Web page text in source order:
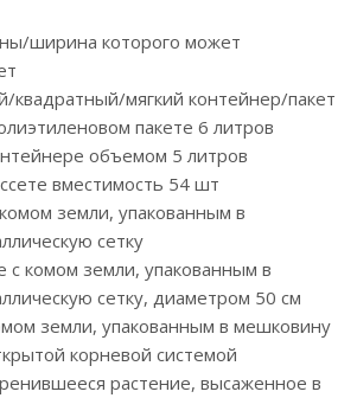
ширина которого может
квадратный/мягкий контейнер/пакет
пакете 6 литров
объемом 5 литров
вместимость 54 шт
земли, упакованным в
сетку
с комом земли, упакованным в
сетку, диаметром 50 см
земли, упакованным в мешковину
корневой системой
растение, высаженное в